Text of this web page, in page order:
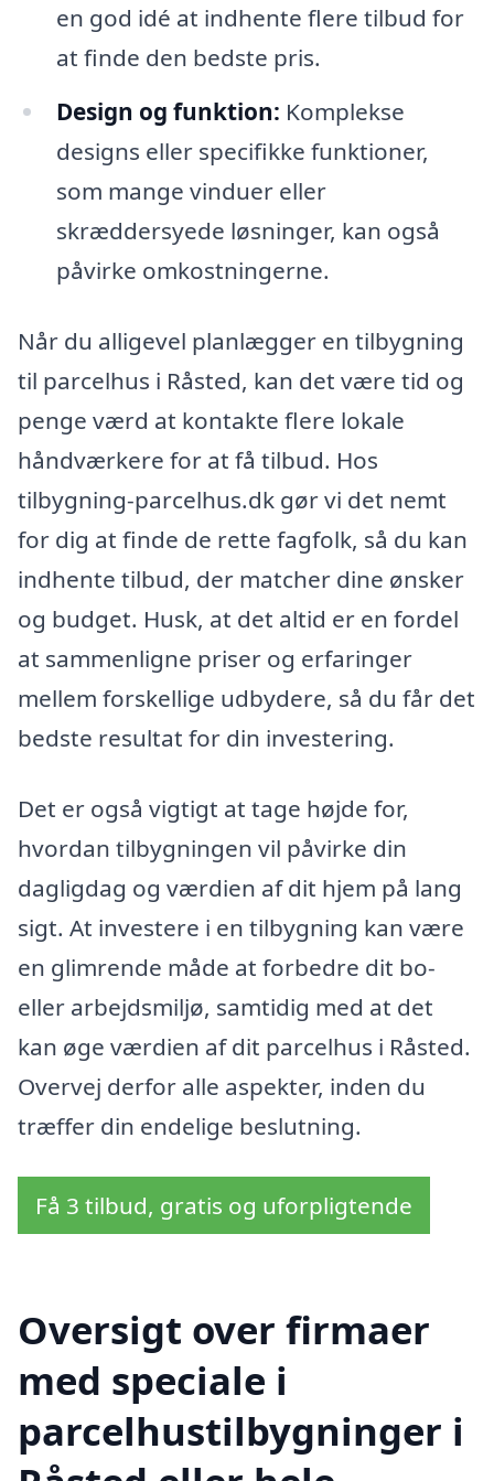
en god idé at indhente flere tilbud for
at finde den bedste pris.
Design og funktion: Komplekse
designs eller specifikke funktioner,
som mange vinduer eller
skræddersyede løsninger, kan også
påvirke omkostningerne.
Når du alligevel planlægger en tilbygning
til parcelhus i Råsted, kan det være tid og
penge værd at kontakte flere lokale
håndværkere for at få tilbud. Hos
tilbygning-parcelhus.dk gør vi det nemt
for dig at finde de rette fagfolk, så du kan
indhente tilbud, der matcher dine ønsker
og budget. Husk, at det altid er en fordel
at sammenligne priser og erfaringer
mellem forskellige udbydere, så du får det
bedste resultat for din investering.
Det er også vigtigt at tage højde for,
hvordan tilbygningen vil påvirke din
dagligdag og værdien af dit hjem på lang
sigt. At investere i en tilbygning kan være
en glimrende måde at forbedre dit bo-
eller arbejdsmiljø, samtidig med at det
kan øge værdien af dit parcelhus i Råsted.
Overvej derfor alle aspekter, inden du
træffer din endelige beslutning.
Få 3 tilbud, gratis og uforpligtende
Oversigt over firmaer
med speciale i
parcelhustilbygninger i